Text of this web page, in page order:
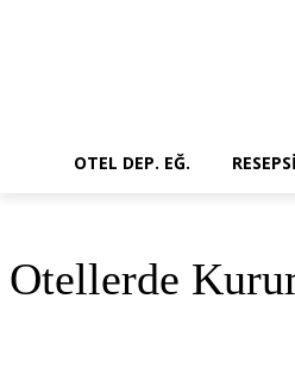
OTEL DEP. EĞ.
Otellerde